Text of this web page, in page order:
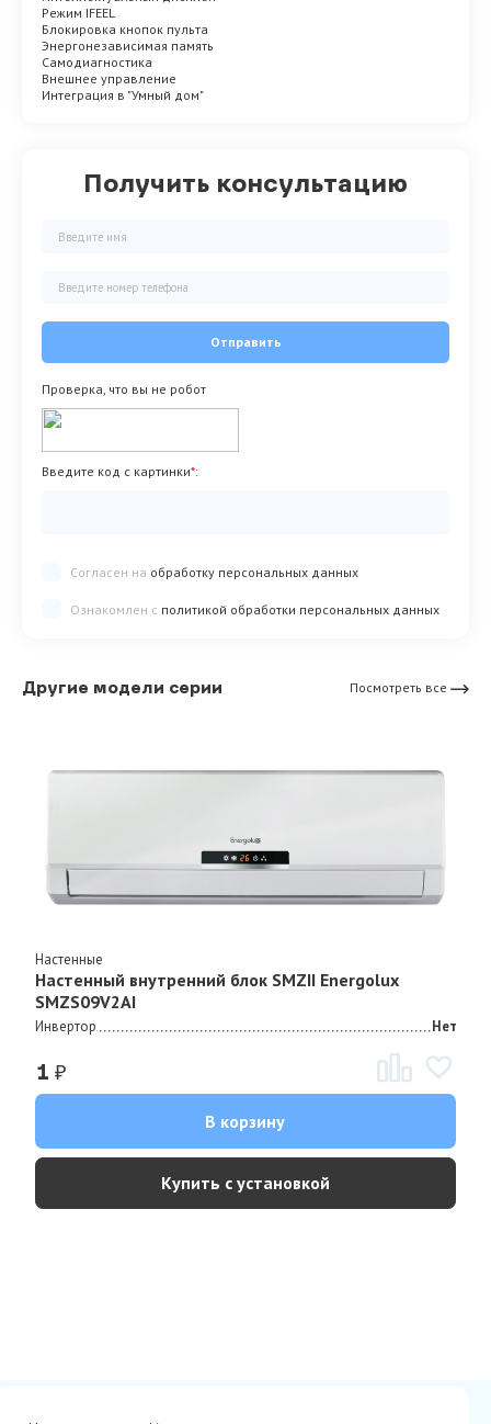
Получить консультацию
Отправить
Проверка, что вы не робот
Введите код с картинки*:
Согласен на обработку персональных данных
Ознакомлен с политикой обработки персональных данных
Режим IFEEL
Блокировка кнопок пульта
Энергонезависимая память
Самодиагностика
Внешнее управление
Интеграция в "Умный дом"
Другие модели серии Посмотреть все
Настенные
Настенный внутренний блок SMZII Energolux
SMZS09V2AI
Инвертор Нет
1 ₽
В корзину
Купить с установкой